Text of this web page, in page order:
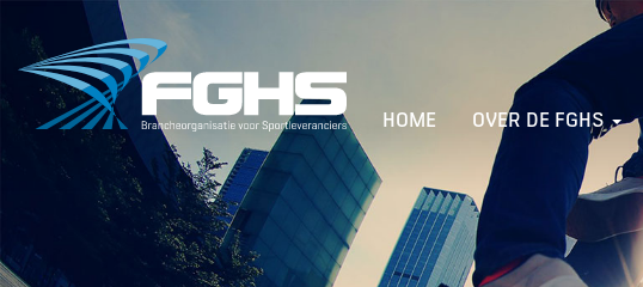
HOME OVER DE FGHS